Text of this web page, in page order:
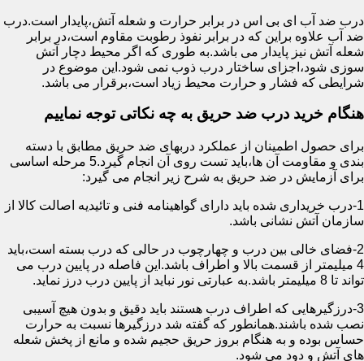
درب ضد آب ای بی اس در برابر حرارت و شعله آتش،پایدار است.درب
ضد آب علاوه براین که در برابر نفوذ رطوبت مقاوم است،در برابر
شعله آتش نیز پایدار می باشد.به طوری که اگر محیط دچار آتش
سوزی شود،اجزای ساختار درب ذوب نمی شود.این موضوع در
شرایطی که فشار و حرارت محیط زیاد است،برقرار می باشد.
هنگام خرید درب ضد حریق به چه نکاتی توجه نماییم
برای حصول اطمینان از عملکرد دربهای ضد حریق مطابق با دسته
بندی و مقاومت آن ها،باید تست روی آن انجام گیرد.5 مرحله اساسی
برای آزمایش در ضد حریق به شرح زیر انجام می گیرد:
1-درب خریداری شده باید دارای گواهینامه فنی و تائیدیه اصالت کالا از
سازمان آتش نشانی باشد.
2-فضای خالی بین درب و چهارچوب در حالی که درب بسته است،باید
4 میلیمتر از قسمت بالا و اطراف باشد.این فاصله در پایین درب می
تواند تا 8 میلیمتر باشد.به عبارتی نور نباید از پایین درب درز نماید.
3-درزگیرهایی که اطراف درب هستند باید دقیق و بدون هیچ آسیبی
نصب شده باشند.همانطور که گفته شد درزگیرها نسبت به حرارت
حساس بوده و به هنگام بروز حریق حجیم شده و مانع از پخش شعله
های آتش و دود می شود.